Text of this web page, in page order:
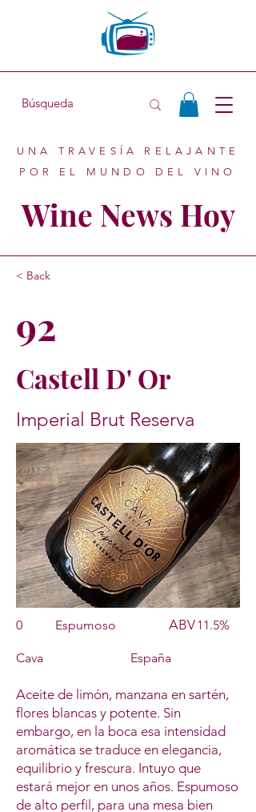
Wine News Hoy
UNA TRAVESÍA RELAJANTE
POR EL MUNDO DEL VINO
< Back
92
Castell D' Or
Imperial Brut Reserva
0 Espumoso 11.5%
ABV
Cava España
Aceite de limón, manzana en sartén,
flores blancas y potente. Sin
embargo, en la boca esa intensidad
aromática se traduce en elegancia,
equilibrio y frescura. Intuyo que
estará mejor en unos años. Espumoso
de alto perfil, para una mesa bien